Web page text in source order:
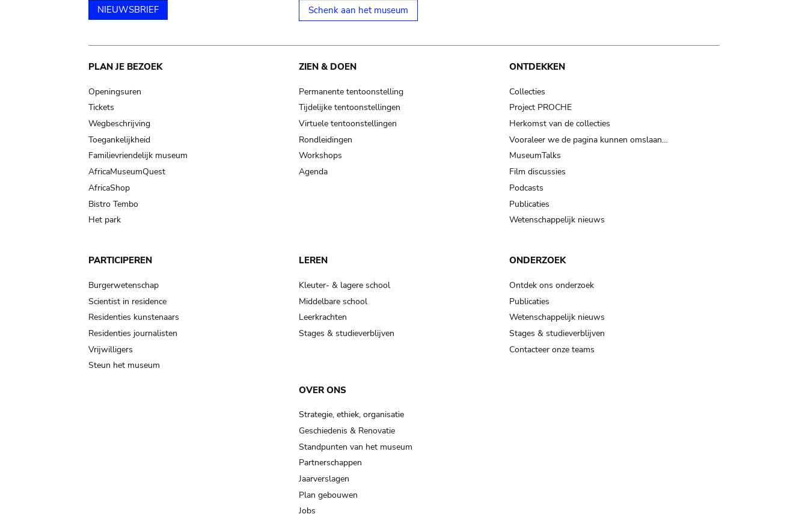
NIEUWSBRIEF Schenk aan het museum
Main
navigation
PLAN JE BEZOEK
Openingsuren
Tickets
Wegbeschrijving
Toegankelijkheid
Familievriendelijk museum
AfricaMuseumQuest
AfricaShop
Bistro Tembo
Het park
ZIEN & DOEN
Permanente tentoonstelling
Tijdelijke tentoonstellingen
Virtuele tentoonstellingen
Rondleidingen
Workshops
Agenda
ONTDEKKEN
Collecties
Project PROCHE
Herkomst van de collecties
Vooraleer we de pagina kunnen omslaan…
MuseumTalks
Film discussies
Podcasts
Publicaties
Wetenschappelijk nieuws
PARTICIPEREN
Burgerwetenschap
Scientist in residence
Residenties kunstenaars
Residenties journalisten
Vrijwilligers
Steun het museum
LEREN
Kleuter- & lagere school
Middelbare school
Leerkrachten
Stages & studieverblijven
ONDERZOEK
Ontdek ons onderzoek
Publicaties
Wetenschappelijk nieuws
Stages & studieverblijven
Contacteer onze teams
OVER ONS
Strategie, ethiek, organisatie
Geschiedenis & Renovatie
Standpunten van het museum
Partnerschappen
Jaarverslagen
Plan gebouwen
Jobs